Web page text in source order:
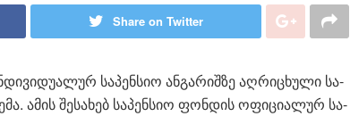
Share on Twitter
სა­პენ­სიო ან­გა­რიშ­ზე აღ­რი­ცხუ­ლი სა­
ამის შე­სა­ხებ სა­პენ­სიო ფონ­დის ოფი­ცი­ა­ლურ სა­